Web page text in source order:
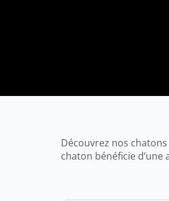
Découvrez nos
chaton bénéficie